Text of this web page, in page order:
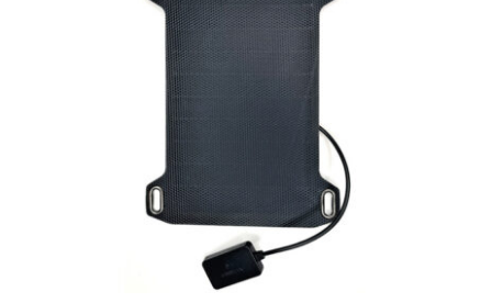
Solarladegerät Sunnybag LEAF Mini